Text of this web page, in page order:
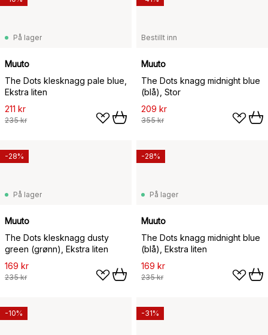
På lager
Muuto
The Dots klesknagg pale blue,
Ekstra liten
211 kr
235 kr
Bestillt inn
Muuto
The Dots knagg midnight blue
(blå), Stor
209 kr
355 kr
På lager
Muuto
The Dots klesknagg dusty
green (grønn), Ekstra liten
169 kr
235 kr
-28%
På lager
Muuto
The Dots knagg midnight blue
(blå), Ekstra liten
169 kr
235 kr
-28%
-10% -31%